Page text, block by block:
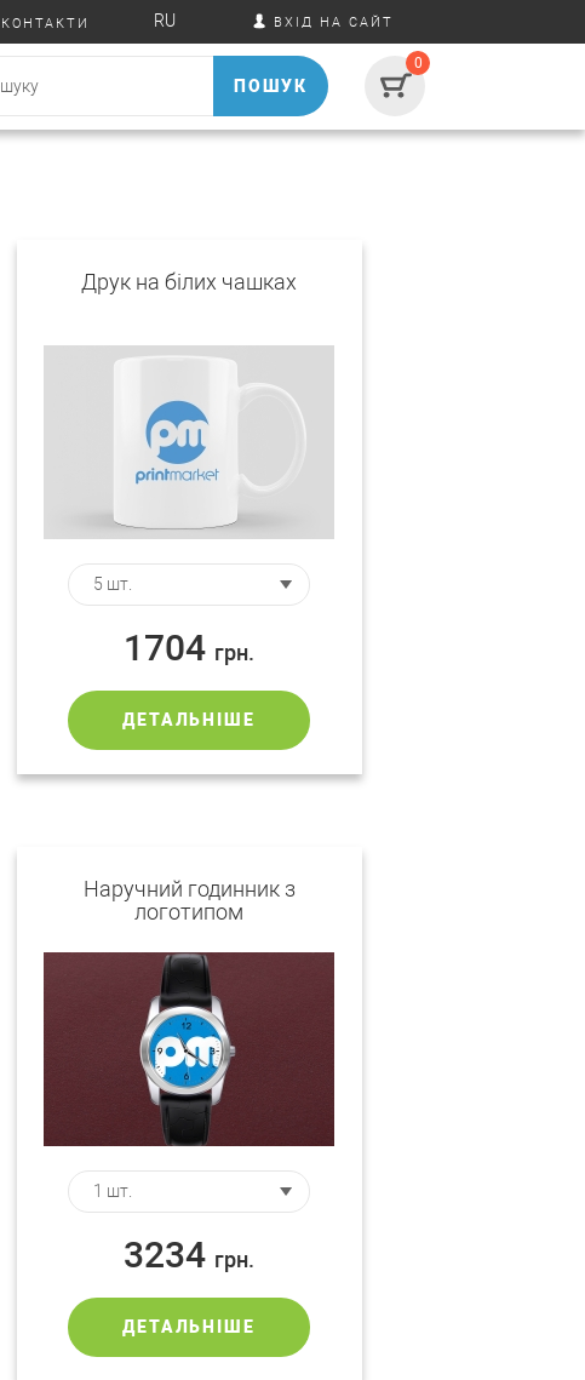
КОНТАКТИ RU ВХІД НА САЙТ
ПОШУК
0
Друк на білих чашках
1704 грн.
ДЕТАЛЬНІШЕ
Наручний годинник з
логотипом
3234 грн.
ДЕТАЛЬНІШЕ